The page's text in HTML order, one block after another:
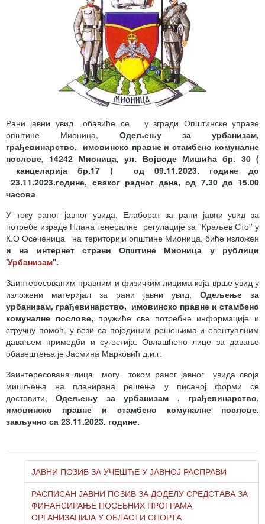
Рани јавни увид обавиће се у згради Општинске управе
општине Мионица, Одељењу за урбанизам,
грађевинарство, имовинско правне и стамбено комуналне
послове, 14242 Мионица, ул. Војводе Мишића бр. 30 (
канцеларија бр.17 ) од 09.11.2023. године до
23.11.2023.године, сваког радног дана, од 7.30 до 15.00
часова
У току раног јавног увида, Елаборат за рани јавни увид за
потребе израде Плана генералне регулације за ''Краљев Сто'' у
К.О Осеченица на територији општине Мионица, биће изложен
и на интернет страни Општине Мионица у рублици
'Урбанизам''.
Заинтересованим правним и физичким лицима која врше увид у
изложени материјал за рани јавни увид, Одељење за
урбанизам, грађевинарство, имовинско правне и стамбено
комуналне послове, пружиће све потребне информације и
стручну помоћ, у вези са појединим решењима и евентуалним
давањем примедби и сугестија. Овлашћено лице за давање
обавештења је Јасмина Марковић д.и.г.
Заинтересована лица могу током раног јавног увида своја
мишљења на планирана решења у писаној форми се
доставити,Одељењу за урбанизам , грађевинарство,
имовинско правне и стамбено комуналне послове,
закључно са 23.11.2023. године.
ЈАВНИ ПОЗИВ ЗА УЧЕШЋЕ У ЈАВНОЈ РАСПРАВИ
РАСПИСАН ЈАВНИ ПОЗИВ ЗА ДОДЕЛУ СРЕДСТАВА ЗА
ФИНАНСИРАЊЕ ПОСЕБНИХ ПРОГРАМА
ОРГАНИЗАЦИЈА У ОБЛАСТИ СПОРТА